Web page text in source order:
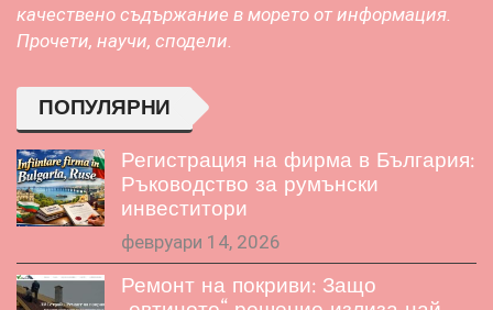
качествено съдържание в морето от информация.
Прочети, научи, сподели.
ПОПУЛЯРНИ
Регистрация на фирма в България:
Ръководство за румънски
инвеститори
февруари 14, 2026
Ремонт на покриви: Защо